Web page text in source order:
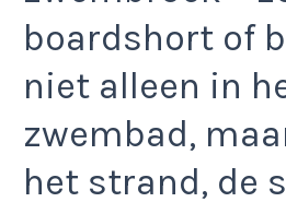
boardshort of
niet alleen in
zwembad,
het strand, de